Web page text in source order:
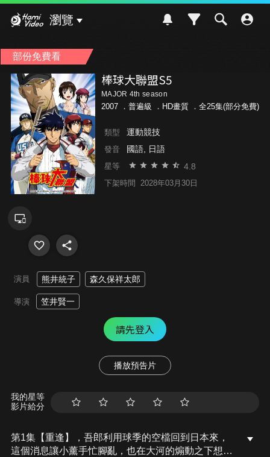
瀏覽
部份免費看
棒球大聯盟S5
MAJOR 4th season
2007 ． 普遍級 ．HD畫質 ．全25集(部分免費)
類型 運動競技
發音 國語, 日語
星等 4.8
下架時間 2028年03月30日
演員 熊井統子 森久保祥太郎
導演 笠井賢一
請先登入
播放預告片
我的星等
影片給分
第1集【重逢】，吾郎利用球季的空檔回到日本來，
這個消息讓小薰手忙腳亂，也在大河的煽動之下想確